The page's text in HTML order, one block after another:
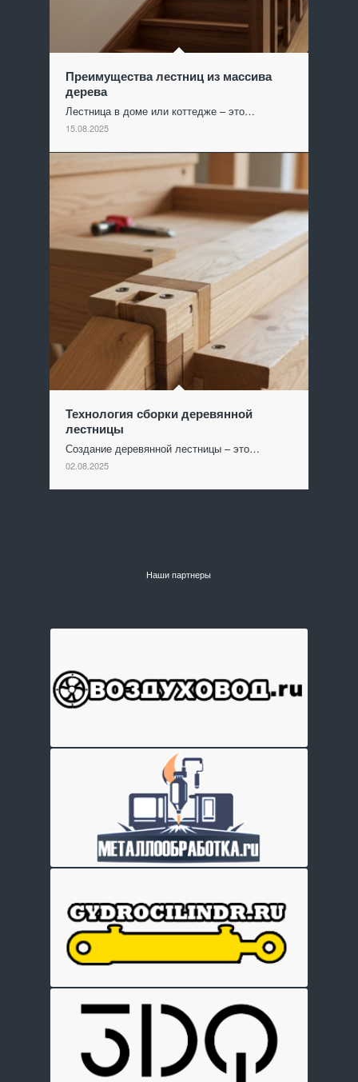
Преимущества лестниц из массива
дерева
Лестница в доме или коттедже – это…
15.08.2025
Технология сборки деревянной
лестницы
Создание деревянной лестницы – это…
02.08.2025
Наши партнеры